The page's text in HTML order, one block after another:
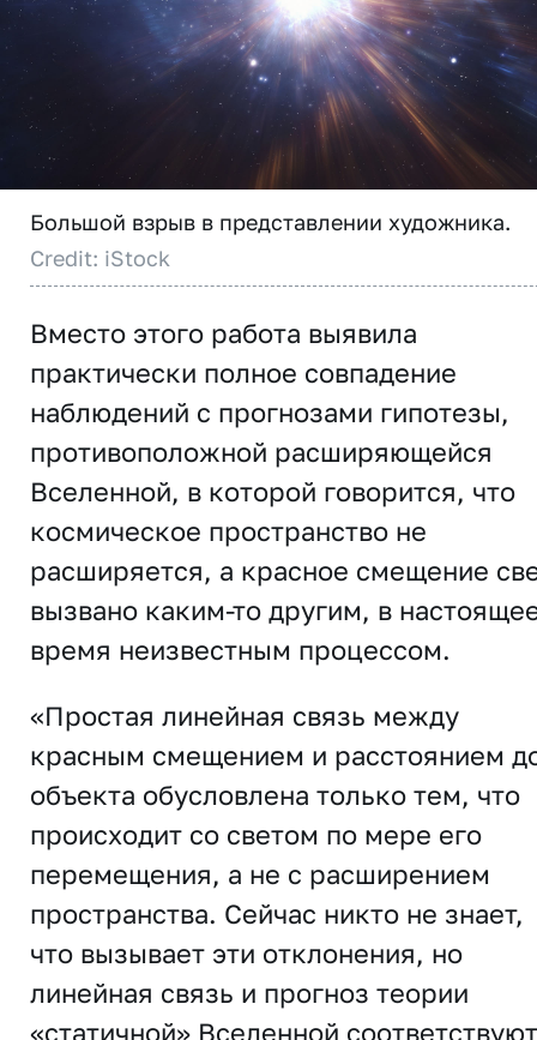
Большой взрыв в представлении художника.
Credit: iStock
Вместо этого работа выявила
практически полное совпадение
наблюдений с прогнозами гипотезы,
противоположной расширяющейся
Вселенной, в которой говорится, что
космическое пространство не
расширяется, а красное смещение
вызвано каким-то другим, в
время неизвестным процессом.
«Простая линейная связь между
красным смещением и расстоянием
объекта обусловлена ​​только тем, что
происходит со светом по мере его
перемещения, а не с расширением
пространства. Сейчас никто не знает,
что вызывает эти отклонения, но
линейная связь и прогноз теории
«статичной» Вселенной соответствуют